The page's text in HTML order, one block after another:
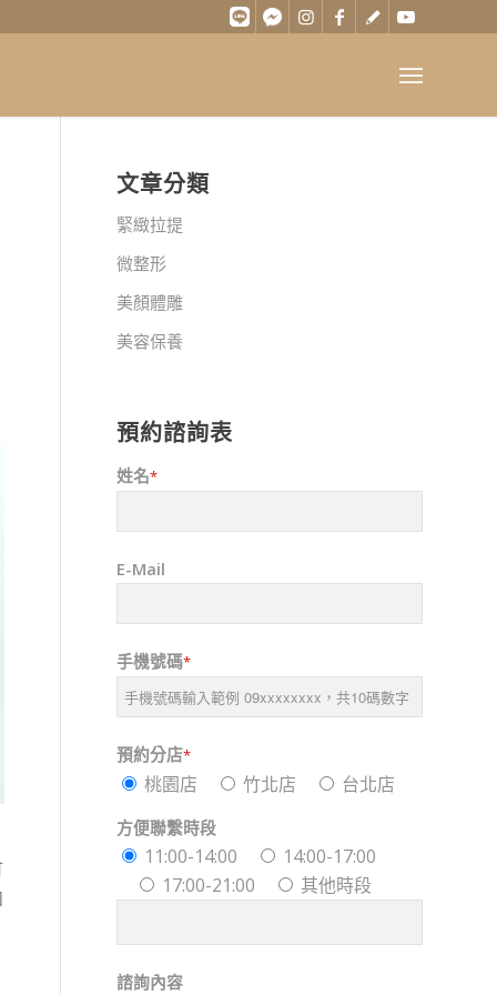
文章分類
緊緻拉提
微整形
美顏體雕
美容保養
預約諮詢表
姓名*
E-Mail
手機號碼*
預約分店*
桃園店 竹北店 台北店
方便聯繫時段
11:00-14:00
14:00-17:00
17:00-21:00
其他時段
諮詢內容